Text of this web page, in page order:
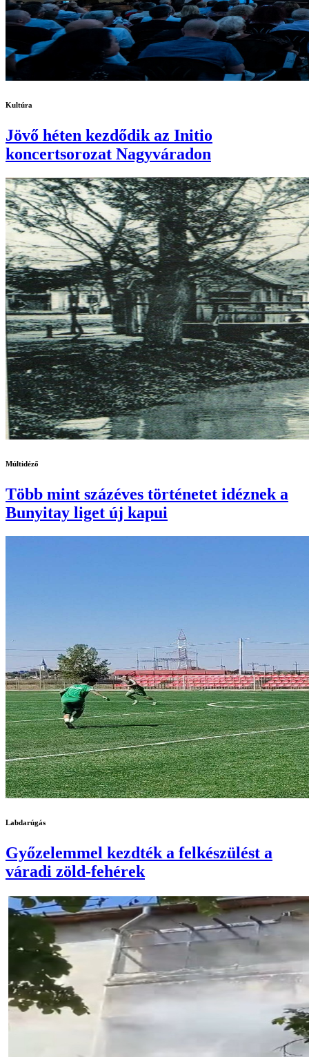
Kultúra
Jövő héten kezdődik az Initio
koncertsorozat Nagyváradon
Múltidéző
Több mint százéves történetet idéznek a
Bunyitay liget új kapui
Labdarúgás
Győzelemmel kezdték a felkészülést a
váradi zöld-fehérek